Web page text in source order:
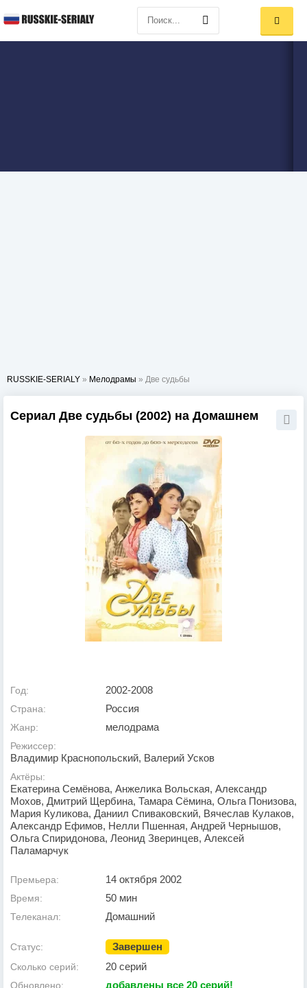
RUSSKIE-SERIALY » Мелодрамы » Две судьбы
Сериал Две судьбы (2002) на Домашнем
Год: 2002-2008
Страна: Россия
Жанр: мелодрама
Режиссер:
Владимир Краснопольский, Валерий Усков
Актёры:
Екатерина Семёнова, Анжелика Вольская, Александр
Мохов, Дмитрий Щербина, Тамара Сёмина, Ольга Понизова,
Мария Куликова, Даниил Спиваковский, Вячеслав Кулаков,
Александр Ефимов, Нелли Пшенная, Андрей Чернышов,
Ольга Спиридонова, Леонид Зверинцев, Алексей
Паламарчук
Премьера: 14 октября 2002
Время: 50 мин
Телеканал: Домашний
Статус: Завершен
Сколько серий: 20 серий
Обновлено: добавлены все 20 серий!